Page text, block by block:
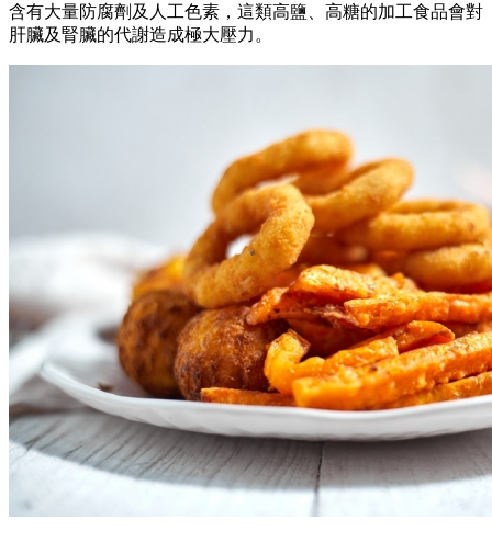
含有大量防腐劑及人工色素，這類高鹽、高糖的加工食品會對
肝臟及腎臟的代謝造成極大壓力。